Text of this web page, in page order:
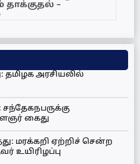
தாக்குதல் –
தமிழக அரசியலில்
கைது
மரக்கறி ஏற்றிச் சென்ற
உயிரிழப்பு